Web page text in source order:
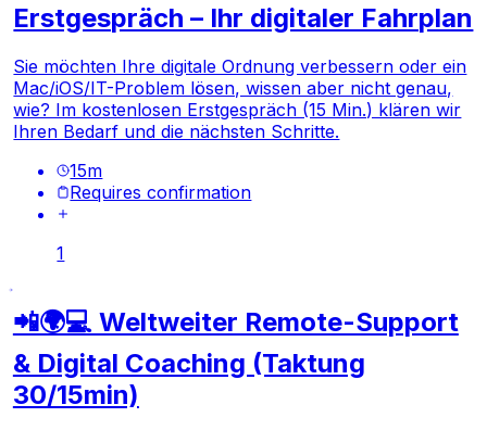
Erstgespräch – Ihr digitaler Fahrplan
Sie möchten Ihre digitale Ordnung verbessern oder ein
Mac/iOS/IT-Problem lösen, wissen aber nicht genau,
wie? Im kostenlosen Erstgespräch (15 Min.) klären wir
Ihren Bedarf und die nächsten Schritte.
15m
Requires confirmation
1
📲🌍💻 Weltweiter Remote-Support
& Digital Coaching (Taktung
30/15min)